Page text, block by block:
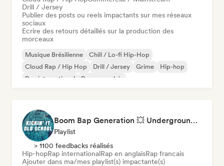
Drill / Jersey
Publier des posts ou reels impactants sur mes réseaux
sociaux
Ecrire des retours détaillés sur la production des
morceaux
Musique Brésilienne
Chill / Lo-fi Hip-Hop
Cloud Rap / Hip Hop
Drill / Jersey Grime
Hip-hop
Rap international
Rap en anglais
Boom Bap Generation 💥 Underground Hip-Hop, East Coast & Jazz Rap
Playlist
> 1100 feedbacks réalisés
Hip-hopRap internationalRap en anglaisRap francais
Ajouter dans ma/mes playlist(s) impactante(s)